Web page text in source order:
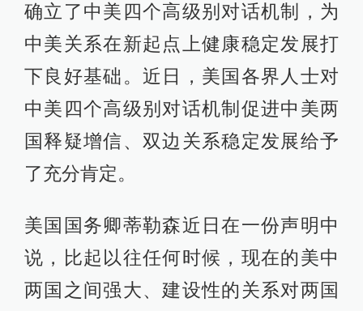
确立了中美四个高级别对话机制，为
中美关系在新起点上健康稳定发展打
下良好基础。近日，美国各界人士对
中美四个高级别对话机制促进中美两
国释疑增信、双边关系稳定发展给予
了充分肯定。
美国国务卿蒂勒森近日在一份声明中
说，比起以往任何时候，现在的美中
两国之间强大、建设性的关系对两国